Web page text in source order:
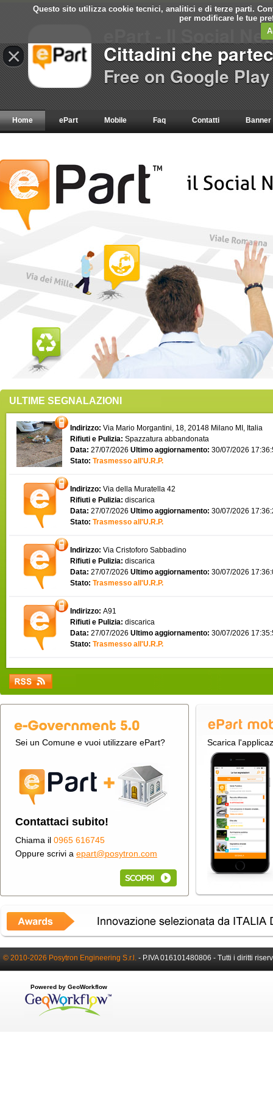
Questo sito utilizza cookie tecnici, analitici e di terze parti.
per modificare le tue
Home ePart Mobile Faq Contatti Banner
ULTIME SEGNALAZIONI
Indirizzo: Via Mario Morgantini, 18, 20148 Milano MI, Italia
Rifiuti e Pulizia: Spazzatura abbandonata
Data: 27/07/2026 Ultimo aggiornamento: 30/07/2026
Stato: Trasmesso all'U.R.P.
Indirizzo: Via della Muratella 42
Rifiuti e Pulizia: discarica
Data: 27/07/2026 Ultimo aggiornamento: 30/07/2026
Stato: Trasmesso all'U.R.P.
Indirizzo: Via Cristoforo Sabbadino
Rifiuti e Pulizia: discarica
Data: 27/07/2026 Ultimo aggiornamento: 30/07/2026
Stato: Trasmesso all'U.R.P.
Indirizzo: A91
Rifiuti e Pulizia: discarica
Data: 27/07/2026 Ultimo aggiornamento: 30/07/2026
Stato: Trasmesso all'U.R.P.
Sei un Comune e vuoi utilizzare ePart?
Contattaci subito!
Chiama il 0965 616745
Oppure scrivi a epart@posytron.com
Scarica
© 2010-2026 Posytron Engineering S.r.l. - P.IVA 016101480806 - Tutti i diritti
Powered by GeoWorkflow
×
ePart - Il Social
Cittadini che
Free on Google Play